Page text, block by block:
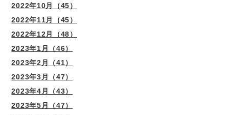
2022年10月（45）
2022年11月（45）
2022年12月（48）
2023年1月（46）
2023年2月（41）
2023年3月（47）
2023年4月（43）
2023年5月（47）